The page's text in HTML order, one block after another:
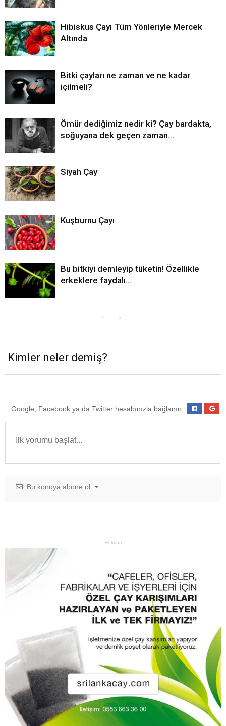
Hibiskus Çayı Tüm Yönleriyle Mercek
Altında
Bitki çayları ne zaman ve ne kadar
içilmeli?
Ömür dediğimiz nedir ki? Çay bardakta,
soğuyana dek geçen zaman…
Siyah Çay
Kuşburnu Çayı
Bu bitkiyi demleyip tüketin! Özellikle
erkeklere faydalı…
Kimler neler demiş?
Google, Facebook ya da Twitter hesabınızla bağlanın
Bu konuya abone ol
- Reklam -